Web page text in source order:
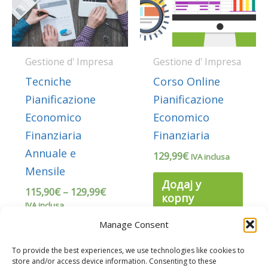
Manage Consent
To provide the best experiences, we use technologies like cookies to
store and/or access device information. Consenting to these
Gestione d' Impresa
Tecniche
Pianificazione
Economico
Finanziaria
Annuale e
Mensile
115,90€ – 129,99€
IVA inclusa
производе
Gestione d' Impresa
Corso Online
Pianificazione
Economico
Finanziaria
129,99€ IVA inclusa
Додај у
корпу